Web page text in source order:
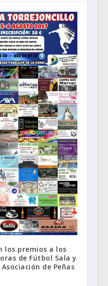
los premios a los
de Fútbol Sala y
de Peñas